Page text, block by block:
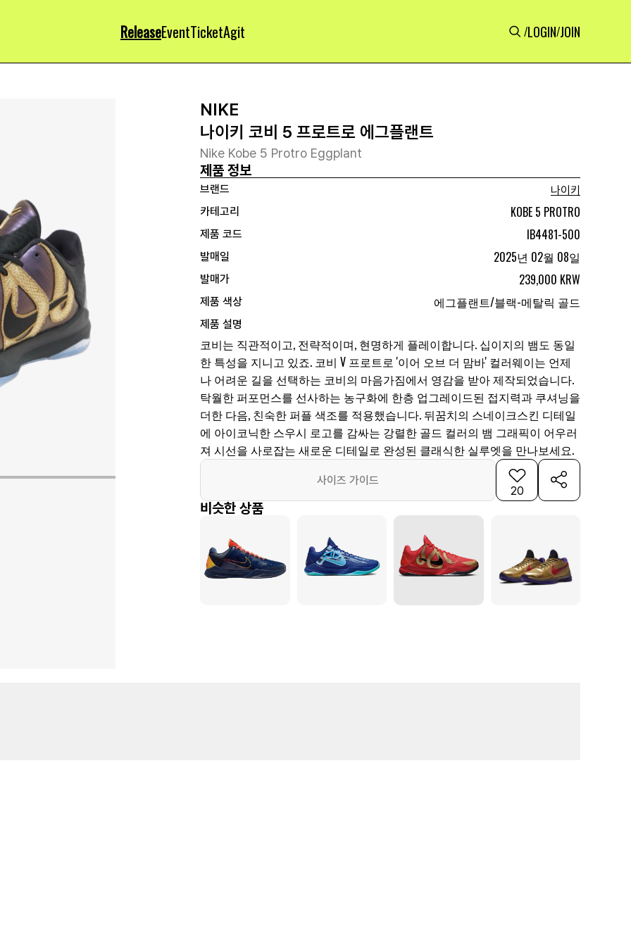
ReleaseEventTicketAgit /LOGIN/JOIN
NIKE
나이키 코비 5 프로트로 에그플랜트
Nike Kobe 5 Protro Eggplant
제품 정보
브랜드
나이키
카테고리
KOBE 5 PROTRO
제품 코드 IB4481-500
발매일 2025년 02월 08일
발매가 239,000 KRW
제품 색상 에그플랜트/블랙-메탈릭 골드
제품 설명
코비는 직관적이고, 전략적이며, 현명하게 플레이합니다. 십이지의 뱀도 동일
한 특성을 지니고 있죠. 코비 V 프로트로 '이어 오브 더 맘바' 컬러웨이는 언제
나 어려운 길을 선택하는 코비의 마음가짐에서 영감을 받아 제작되었습니다.
탁월한 퍼포먼스를 선사하는 농구화에 한층 업그레이드된 접지력과 쿠셔닝을
더한 다음, 친숙한 퍼플 색조를 적용했습니다. 뒤꿈치의 스네이크스킨 디테일
에 아이코닉한 스우시 로고를 감싸는 강렬한 골드 컬러의 뱀 그래픽이 어우러
져 시선을 사로잡는 새로운 디테일로 완성된 클래식한 실루엣을 만나보세요.
사이즈 가이드
20
비슷한 상품